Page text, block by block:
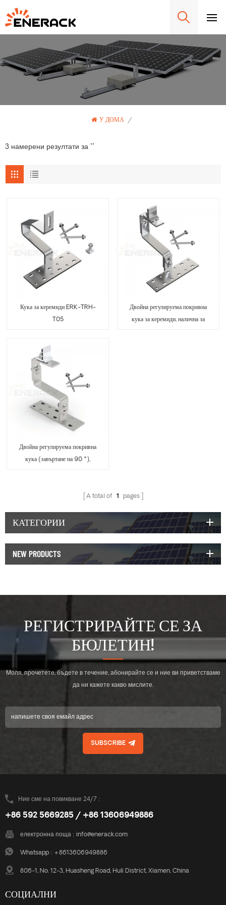
У ДОМА /
3 намерени резултати за ""
Кука за керемиди ERK-TRH-
T05
Двойна регулируема покривна
кука за керемиди, налична за
Двойна регулируема покривна
кука (завъртане на 90 °),
A total of 1 pages
КАТЕГОРИИ
NEW PRODUCTS
РЕГИСТРИРАЙТЕ СЕ ЗА
БЮЛЕТИН!
Моля, прочетете, бъдете в течение, абонирайте се и ние ви приветстваме
да ни кажете какво мислите.
SUBSCRIBE
Ние сме на повикване 24/7 :
+86 592 5669285 / +86 13606949886
електронна поща : info@enerack.com
Whatsapp : +8613606949886
806-1, No. 12-3, Huasheng Road, Huli District, Xiamen, China
СОЦИАЛНИ